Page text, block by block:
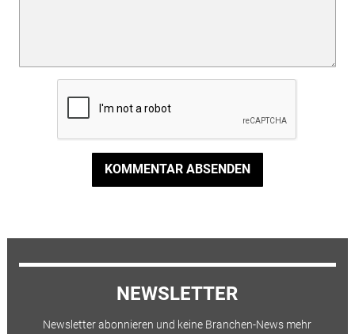
KOMMENTAR ABSENDEN
NEWSLETTER
Newsletter abonnieren und keine Branchen-News mehr